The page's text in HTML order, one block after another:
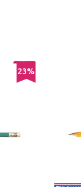
23%